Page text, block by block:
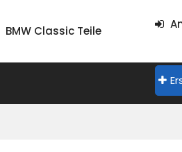
BMW Classic Teile